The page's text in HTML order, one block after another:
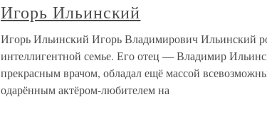
Игорь Ильинский
Игорь Ильинский Игорь Владимирович Ильинский
интеллигентной семье. Его отец — Владимир
прекрасным врачом, обладал ещё массой
одарённым актёром-любителем на